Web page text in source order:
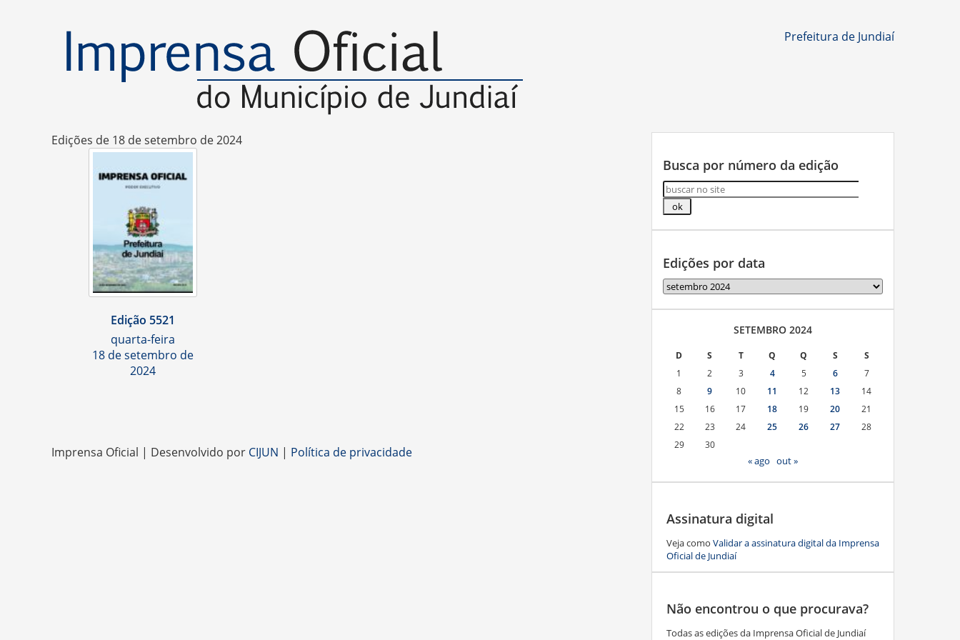
Prefeitura de Jundiaí
Edições de 18 de setembro de 2024
Edição 5521
quarta-feira
18 de setembro de
2024
Busca por número da edição
Edições por data
Edições
por
data
SETEMBRO 2024
D S T Q Q S
S
1
2 3 4 5 6
7
8
9 10 11 12 13
14
15
16 17 18 19 20
21
22
23 24 25 26 27
28
29
30
« ago out »
Assinatura digital
Veja como Validar a assinatura digital da Imprensa
Oficial de Jundiaí
Não encontrou o que procurava?
Todas as edições da Imprensa Oficial de Jundiaí
Imprensa Oficial | Desenvolvido por CIJUN | Política de privacidade